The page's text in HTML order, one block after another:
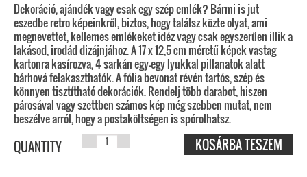
Dekoráció, ajándék vagy csak egy szép emlék? Bármi is jut
eszedbe retro képeinkről, biztos, hogy találsz közte olyat, ami
megnevettet, kellemes emlékeket idéz vagy csak egyszerűen illik a
lakásod, irodád dizájnjához. A 17 x 12,5 cm méretű képek vastag
kartonra kasírozva, 4 sarkán egy-egy lyukkal pillanatok alatt
bárhová felakaszthatók. A fólia bevonat révén tartós, szép és
könnyen tisztítható dekorációk. Rendelj több darabot, hiszen
párosával vagy szettben számos kép még szebben mutat, nem
beszélve arról, hogy a postaköltségen is spórolhatsz.
QUANTITY
RUIN PUBS
KOSÁRBA TESZEM